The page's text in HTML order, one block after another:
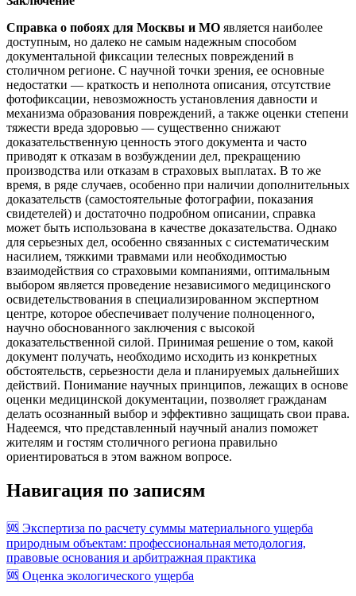
Справка о побоях для Москвы и МО является наиболее
доступным, но далеко не самым надежным способом
документальной фиксации телесных повреждений в
столичном регионе. С научной точки зрения, ее основные
недостатки — краткость и неполнота описания, отсутствие
фотофиксации, невозможность установления давности и
механизма образования повреждений, а также оценки степени
тяжести вреда здоровью — существенно снижают
доказательственную ценность этого документа и часто
приводят к отказам в возбуждении дел, прекращению
производства или отказам в страховых выплатах. В то же
время, в ряде случаев, особенно при наличии дополнительных
доказательств (самостоятельные фотографии, показания
свидетелей) и достаточно подробном описании, справка
может быть использована в качестве доказательства. Однако
для серьезных дел, особенно связанных с систематическим
насилием, тяжкими травмами или необходимостью
взаимодействия со страховыми компаниями, оптимальным
выбором является проведение независимого медицинского
освидетельствования в специализированном экспертном
центре, которое обеспечивает получение полноценного,
научно обоснованного заключения с высокой
доказательственной силой. Принимая решение о том, какой
документ получать, необходимо исходить из конкретных
обстоятельств, серьезности дела и планируемых дальнейших
действий. Понимание научных принципов, лежащих в основе
оценки медицинской документации, позволяет гражданам
делать осознанный выбор и эффективно защищать свои права.
Надеемся, что представленный научный анализ поможет
жителям и гостям столичного региона правильно
ориентироваться в этом важном вопросе.
Навигация по записям
🆘 Экспертиза по расчету суммы материального ущерба
природным объектам: профессиональная методология,
правовые основания и арбитражная практика
🆘 Оценка экологического ущерба